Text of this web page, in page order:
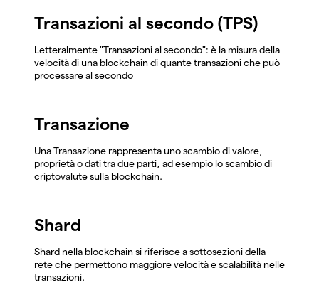
Transazioni al secondo (TPS)
Letteralmente "Transazioni al secondo": è la misura della
velocità di una blockchain di quante transazioni che può
processare al secondo
Transazione
Una Transazione rappresenta uno scambio di valore,
proprietà o dati tra due parti, ad esempio lo scambio di
criptovalute sulla blockchain.
Shard
Shard nella blockchain si riferisce a sottosezioni della
rete che permettono maggiore velocità e scalabilità nelle
transazioni.